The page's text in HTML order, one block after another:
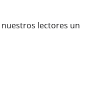
lectores un